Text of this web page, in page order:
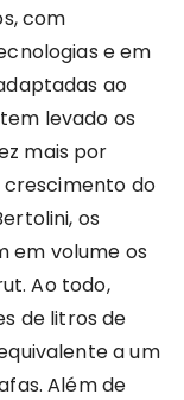
com
e em
ao
levado os
mais por
crescimento do
os
em volume os
Ao todo,
de litros de
a um
Além de